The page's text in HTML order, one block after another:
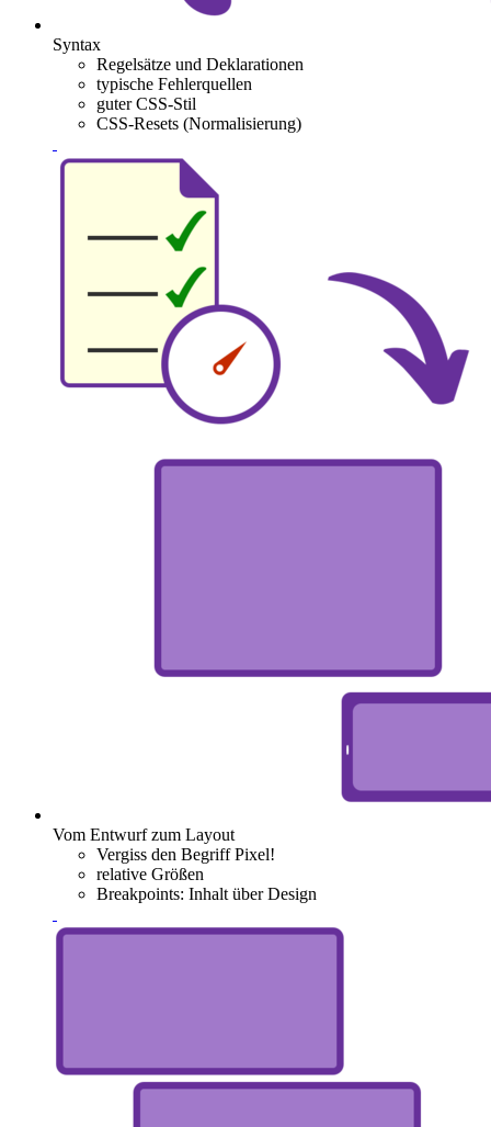
Syntax
Regelsätze und Deklarationen
typische Fehlerquellen
guter CSS-Stil
CSS-Resets (Normalisierung)
Vom Entwurf zum Layout
Vergiss den Begriff Pixel!
relative Größen
Breakpoints: Inhalt über Design